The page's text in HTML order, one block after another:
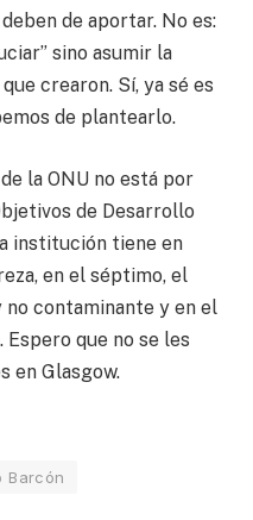
de aportar. No es:
sino asumir la
crearon. Sí, ya sé es
de plantearlo.
la ONU no está por
de Desarrollo
institución tiene en
en el séptimo, el
no contaminante y en el
que no se les
en Glasgow.
Barcón